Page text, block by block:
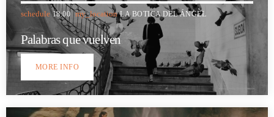
schedule 18:00 my_location LA BOTICA DEL ÁNGEL
Palabras que vuelven
MORE INFO